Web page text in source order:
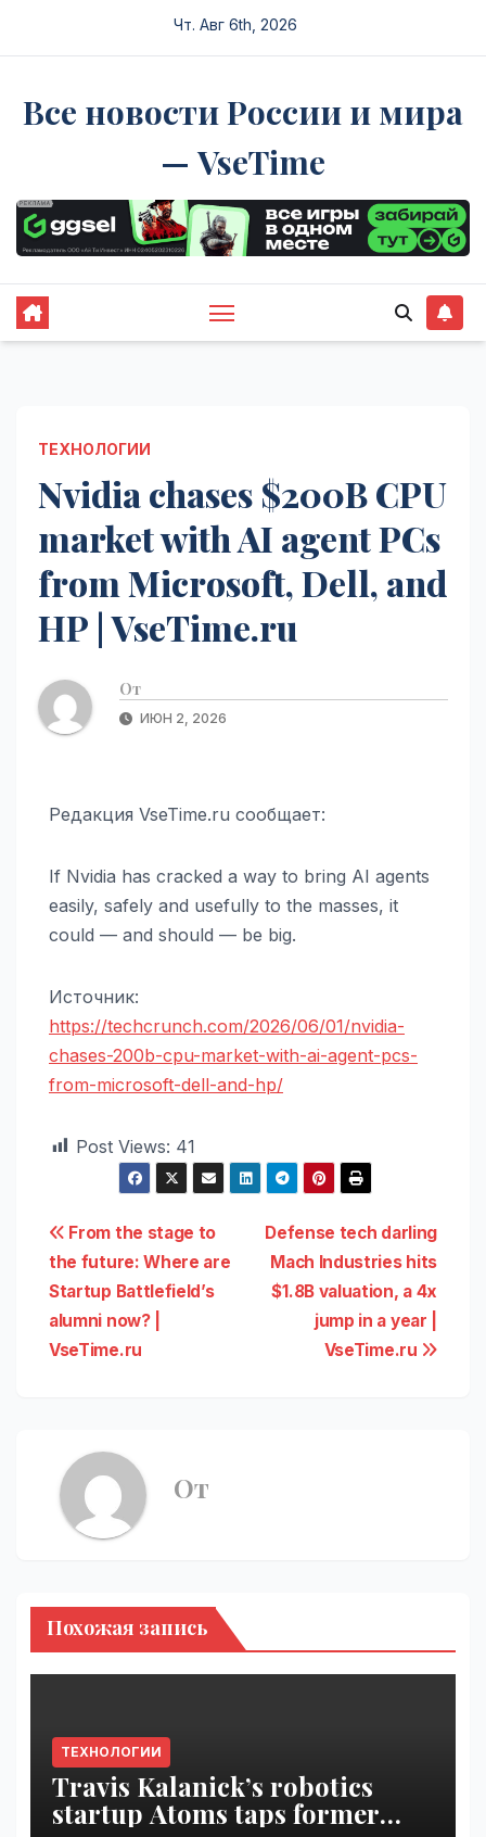
Чт. Авг 6th, 2026
Все новости России и мира
— VseTime
ТЕХНОЛОГИИ
Nvidia chases $200B CPU
market with AI agent PCs
from Microsoft, Dell, and
HP | VseTime.ru
От
ИЮН 2, 2026
Редакция VseTime.ru сообщает:
If Nvidia has cracked a way to bring AI agents
easily, safely and usefully to the masses, it
could — and should — be big.
Источник:
https://techcrunch.com/2026/06/01/nvidia-
chases-200b-cpu-market-with-ai-agent-pcs-
from-microsoft-dell-and-hp/
Post Views: 41
Навигация
по
записям
Defense tech darling
Mach Industries hits
$1.8B valuation, a 4x
jump in a year |
VseTime.ru
From the stage to
the future: Where are
Startup Battlefield’s
alumni now? |
VseTime.ru
От
Похожая запись
ТЕХНОЛОГИИ
Travis Kalanick’s robotics
startup Atoms taps former